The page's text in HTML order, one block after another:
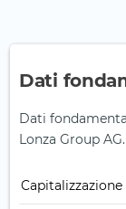
Dati
Dati
Lonza Group AG.